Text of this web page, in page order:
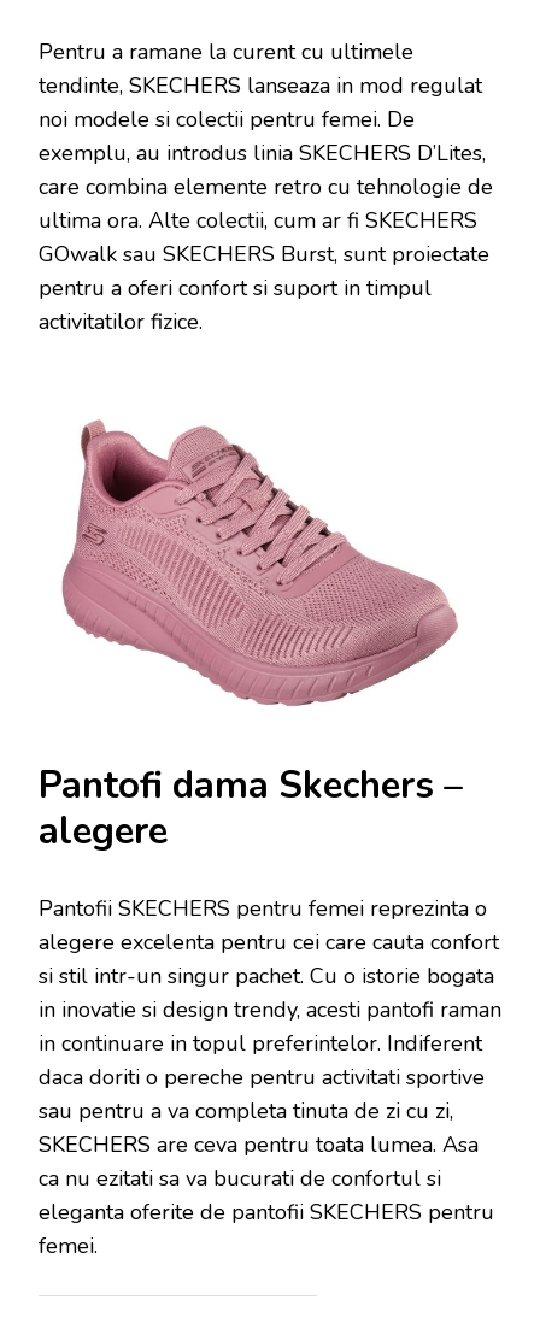
Pentru a ramane la curent cu ultimele
tendinte, SKECHERS lanseaza in mod regulat
noi modele si colectii pentru femei. De
exemplu, au introdus linia SKECHERS D’Lites,
care combina elemente retro cu tehnologie de
ultima ora. Alte colectii, cum ar fi SKECHERS
GOwalk sau SKECHERS Burst, sunt proiectate
pentru a oferi confort si suport in timpul
activitatilor fizice.
Pantofi dama Skechers –
alegere
Pantofii SKECHERS pentru femei reprezinta o
alegere excelenta pentru cei care cauta confort
si stil intr-un singur pachet. Cu o istorie bogata
in inovatie si design trendy, acesti pantofi raman
in continuare in topul preferintelor. Indiferent
daca doriti o pereche pentru activitati sportive
sau pentru a va completa tinuta de zi cu zi,
SKECHERS are ceva pentru toata lumea. Asa
ca nu ezitati sa va bucurati de confortul si
eleganta oferite de pantofii SKECHERS pentru
femei.